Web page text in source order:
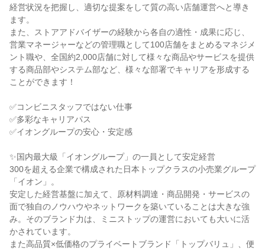
経営状況を把握し、適切な提案をして質の高い店舗運営へと導き
ます。
また、ストアアドバイザーの経験から各自の適性・成果に応じ、
営業マネージャーなどの管理職として100店舗をまとめるマネジメ
ント職や、全国約2,000店舗に対して様々な商品やサービスを提供
する商品部やシステム部など、様々な部署でキャリアを形成する
ことができます！
✅コンビニスタッフではない仕事
✅多彩なキャリアパス
✅イオングループの安心・安定感
✨国内最大級「イオングループ」の一員として安定経営
300を超える企業で構成された日本トップクラスの小売業グループ
「イオン」。
安定した経営基盤に加えて、原材料調達・商品開発・サービスの
面で独自のノウハウやネットワークを築いていることは大きな強
み。そのブランド力は、ミニストップの運営においても大いに活
かされています。
また高品質×低価格のプライベートブランド「トップバリュ」、便